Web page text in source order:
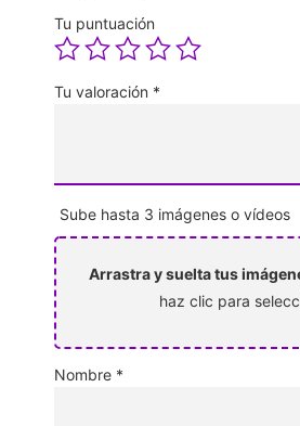
Tu puntuación
Tu valoración *
Sube hasta 3 imágenes o vídeos
Arrastra y suelta tus
haz clic para
Nombre *